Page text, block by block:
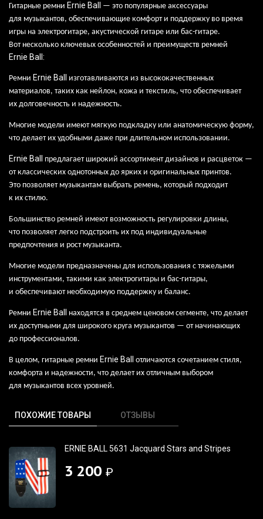
Гитарные ремни Ernie Ball — это популярные аксессуары
для музыкантов, обеспечивающие комфорт и поддержку во время
игры на электрогитаре, акустической гитаре или бас-гитаре.
Вот несколько ключевых особенностей и преимуществ ремней
Ernie Ball :
Ремни Ernie Ball изготавливаются из высококачественных
материалов, таких как нейлон, кожа и текстиль, что обеспечивает
их долговечность и надежность.
Многие модели имеют мягкую подкладку или анатомическую форму,
что делает их удобными даже при длительном использовании.
Ernie Ball предлагает широкий ассортимент дизайнов и расцветок —
от классических однотонных до ярких и оригинальных принтов.
Это позволяет музыкантам выбрать ремень, который подходит
к их стилю.
Большинство ремней имеют возможность регулировки длины,
что позволяет легко подстроить их под индивидуальные
предпочтения и рост музыканта.
Многие модели предназначены для использования с тяжелыми
инструментами, такими как электрогитары и бас-гитары,
и обеспечивают необходимую поддержку и баланс.
Ремни Ernie Ball
находятся в среднем ценовом сегменте, что делает
их доступными для широкого круга музыкантов — от начинающих
до профессионалов.
В целом, гитарные ремни Ernie Ball отличаются сочетанием стиля,
комфорта и надежности, что делает их отличным выбором
для музыкантов всех уровней.
ПОХОЖИЕ ТОВАРЫ ОТЗЫВЫ
ERNIE BALL 5631 Jacquard Stars and Stripes
3 200 ₽